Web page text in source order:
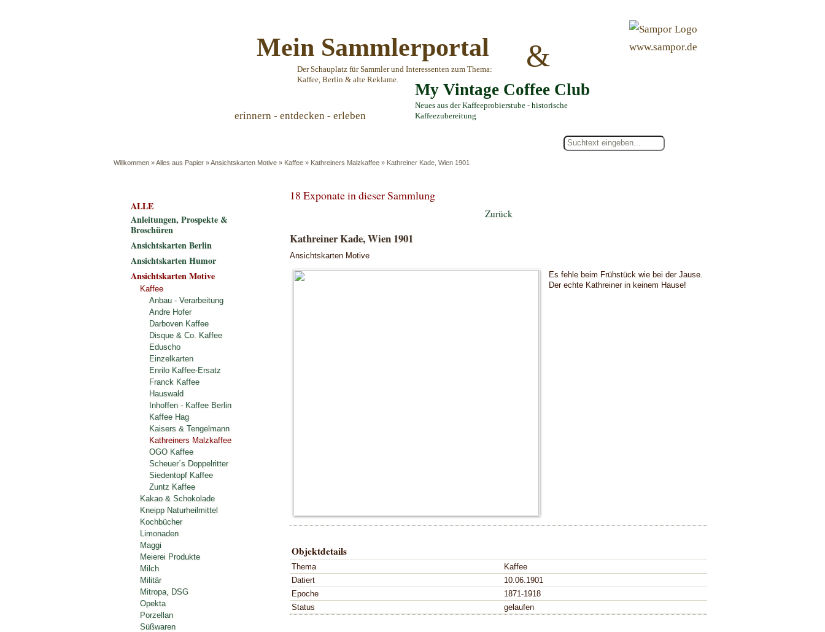
Mein Sammlerportal
Der Schauplatz für Sammler und Interessenten zum Thema:
Kaffee, Berlin & alte Reklame.
&
My Vintage Coffee Club
Neues aus der Kaffeeprobierstube - historische
Kaffeezubereitung
www.sampor.de
erinnern - entdecken - erleben
Willkommen »Alles aus Papier »Ansichtskarten Motive » Kaffee » Kathreiners Malzkaffee » Kathreiner Kade, Wien 1901
18 Exponate in dieser Sammlung
Zurück
Kathreiner Kade, Wien 1901
Ansichtskarten Motive
Es fehle beim Frühstück wie bei der Jause.
Der echte Kathreiner in keinem Hause!
Objektdetails
Thema
Kaffee
Datiert
10.06.1901
Epoche
1871-1918
Status
gelaufen
ALLE
Anleitungen, Prospekte &
Broschüren
Ansichtskarten Berlin
Ansichtskarten Humor
Ansichtskarten Motive
Kaffee
Anbau - Verarbeitung
Andre Hofer
Darboven Kaffee
Disque & Co. Kaffee
Eduscho
Einzelkarten
Enrilo Kaffee-Ersatz
Franck Kaffee
Hauswald
Inhoffen - Kaffee Berlin
Kaffee Hag
Kaisers & Tengelmann
Kathreiners Malzkaffee
OGO Kaffee
Scheuer´s Doppelritter
Siedentopf Kaffee
Zuntz Kaffee
Kakao & Schokolade
Kneipp Naturheilmittel
Kochbücher
Limonaden
Maggi
Meierei Produkte
Milch
Militär
Mitropa, DSG
Opekta
Porzellan
Süßwaren